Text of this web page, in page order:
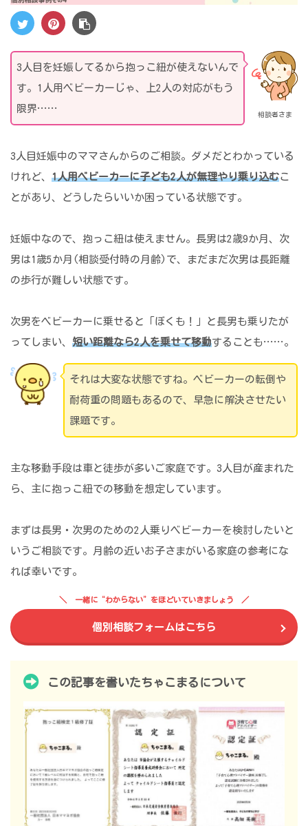
相談者さま
3人目を妊娠してるから抱っこ紐が使えないんで
す。1人用ベビーカーじゃ、上2人の対応がもう
限界……
3人目妊娠中のママさんからのご相談。ダメだとわかっている
けれど、 1人用ベビーカーに子ども2人が無理やり乗り込むこ
とがあり、どうしたらいいか困っている状態です。
妊娠中なので、抱っこ紐は使えません。長男は2歳9か月、次
男は1歳5か月(相談受付時の月齢)で、まだまだ次男は長距離
の歩行が難しい状態です。
次男をベビーカーに乗せると「ぼくも！」と長男も乗りたが
ってしまい、 短い距離なら2人を乗せて移動することも……。
それは大変な状態ですね。ベビーカーの転倒や
耐荷重の問題もあるので、早急に解決させたい
課題です。
主な移動手段は車と徒歩が多いご家庭です。3人目が産まれた
ら、主に抱っこ紐での移動を想定しています。
まずは長男・次男のための2人乗りベビーカーを検討したいと
いうご相談です。月齢の近いお子さまがいる家庭の参考にな
れば幸いです。
一緒に“わからない”をほどいていきましょう
個別相談フォームはこちら
この記事を書いたちゃこまるについて